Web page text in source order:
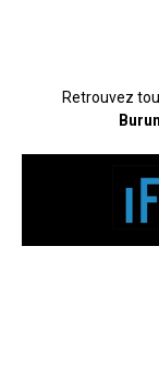
Retrouvez